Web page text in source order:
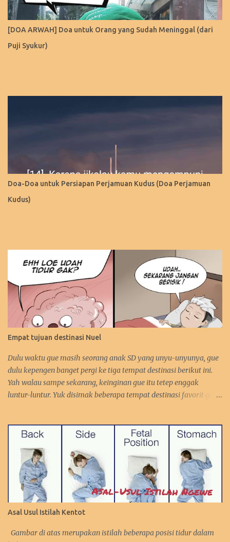
[DOA ARWAH] Doa untuk Orang yang Sudah Meninggal (dari
Puji Syukur)
Doa-Doa untuk Persiapan Perjamuan Kudus (Doa Perjamuan
Kudus)
Empat tujuan destinasi Nuel
Dulu waktu gue masih seorang anak SD yang unyu-unyunya, gue
dulu kepengen banget pergi ke tiga tempat destinasi berikut ini.
Yah walau sampe sekarang, keinginan gue itu tetep enggak
luntur-luntur. Yuk disimak beberapa tempat destinasi favorit gue.
Paris-nya. Gue pengen bangen liat Menara Eiffel, Arc de Triomph,
serta juga Katedral Notre Dame-nya. Selain itu, katanya pantai-
pantai di Perancis itu sangat menawan keindahannya. Tapi yah,
intinya karna Menara Eiffel-lah gue pengen ke Perancis. Hehehe.
Bahkan gue juga tertarik mempelajari bahasa Perancis. Kalo
yang ini gara-gara waktu itu gue enggak sengaja nonton acara
bahasa Perancis di TPI ( nama acaranya lupa! :p). Eiffel, i'm in love!
( source ) Ibadah gereja di sini gimana yah rasanya? ( source ) 2.
Brazil Gue tertarik ngunjungin hutan Amazone-nya. Khususnya,
Asal Usul Istilah Kentot
Gambar di atas merupakan istilah beberapa posisi tidur dalam